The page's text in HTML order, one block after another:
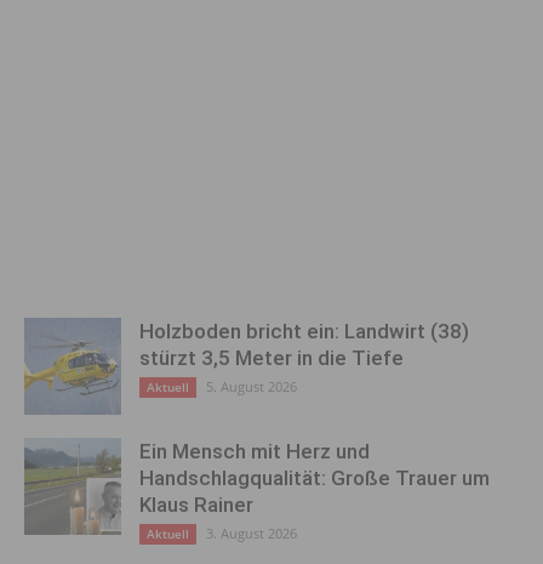
Holzboden bricht ein: Landwirt (38)
stürzt 3,5 Meter in die Tiefe
Aktuell 5. August 2026
Ein Mensch mit Herz und
Handschlagqualität: Große Trauer um
Klaus Rainer
Aktuell 3. August 2026